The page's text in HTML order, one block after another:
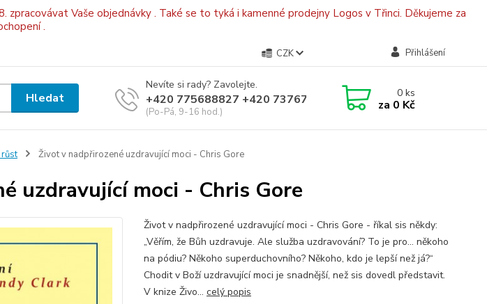
zpracovávat Vaše objednávky . Také se to tyká i kamenné prodejny Logos v Třinci. Děkujeme za
.
CZK Přihlášení
Hledat
Nevíte si rady? Zavolejte.
+420 775688827 +420 737670415
(Po-Pá, 9-16 hod.)
0ks
za 0 Kč
Život v nadpřirozené uzdravující moci - Chris Gore
uzdravující moci - Chris Gore
Život v nadpřirozené uzdravující moci - Chris Gore - říkal sis někdy:
„Věřím, že Bůh uzdravuje. Ale služba uzdravování? To je pro… někoho
na pódiu? Někoho superduchovního? Někoho, kdo je lepší než já?“
Chodit v Boží uzdravující moci je snadnější, než sis dovedl představit.
V knize Živo... celý popis